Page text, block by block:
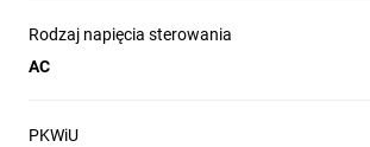
Rodzaj napięcia sterowania
AC
PKWiU